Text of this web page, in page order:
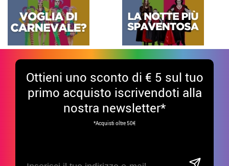
Ottieni uno sconto di € 5 sul tuo
primo acquisto iscrivendoti alla
nostra newsletter*
*Acquisti oltre 50€